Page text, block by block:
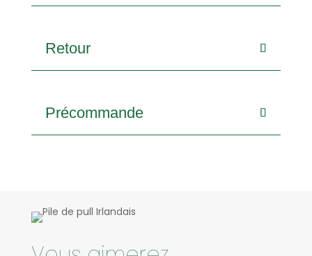
Retour
Précommande